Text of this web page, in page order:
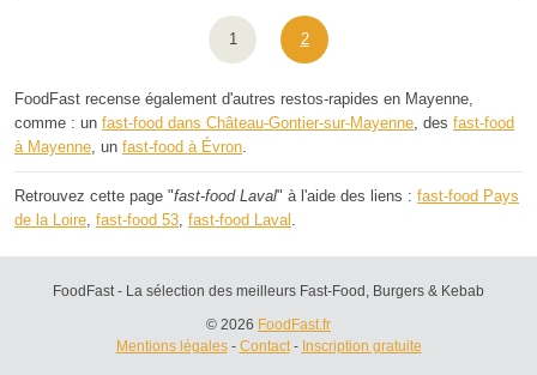
1 2
FoodFast recense également d'autres restos-rapides en Mayenne,
comme : un fast-food dans Château-Gontier-sur-Mayenne , des fast-food
à Mayenne , un fast-food à Évron
Retrouvez cette page "fast-food Laval" à l'aide des liens : fast-food Pays
de la Loire fast-food 53 fast-food Laval
FoodFast - La sélection des meilleurs Fast-Food, Burgers & Kebab
© 2026 FoodFast.fr
Mentions légales- Contact- Inscription gratuite